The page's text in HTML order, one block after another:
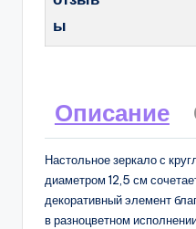
ы
Описание
Настольное зеркало с
диаметром 12,5 см
декоративный элемент
в разноцветном